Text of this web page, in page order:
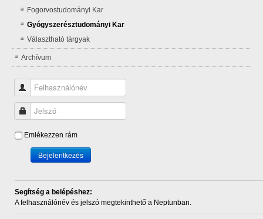
Fogorvostudományi Kar
Gyógyszerésztudományi Kar
Választható tárgyak
Archívum
Felhasználónév
Jelszó
Emlékezzen rám
Bejelentkezés
Segítség a belépéshez:
A felhasználónév és jelszó megtekinthető a Neptunban.